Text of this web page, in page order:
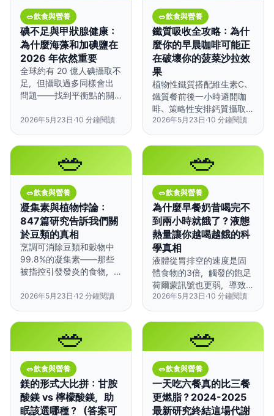
🥗飲食與營養
碘不足與甲狀腺健康：
為什麼海藻和加碘鹽在
2026 年依然重要
全球約有 20 億人碘攝取不
足，但攝取過多同樣會出
問題——找到平衡點的關
2026年5月23日 ·10 分鐘閱讀
🥗飲食與營養
鐵質吸收全攻略：為什
麼你的早晨咖啡可能正
在破壞你的菠菜沙拉效
果
植物性鐵質搭配維生素C、
鐵質餐前後一小時避開咖
啡、策略性安排鈣質攝取
時間，就能讓鐵質吸收率
提升高達6倍。
2026年5月23日 ·10 分鐘閱讀
🥗
🥗飲食與營養
凝集素與植物悖論：
847篇研究告訴我們關
於豆類的真相
烹調可消除豆類和穀物中
99.8%的凝集素——那些
被指控引發發炎的食物，
能降低疾病風險。
2026年5月23日 ·12 分鐘閱讀
🥗
🥗飲食與營養
為什麼早餐奶昔喝完不
到兩小時就餓了？液態
熱量讓你越喝越餓的科
學真相
液體從胃排空的速度是固
體食物的3倍，觸發的飽足
荷爾蒙訊號也更弱，導致
你整天攝取更多熱量卻不
自覺。
2026年5月23日 ·10 分鐘閱讀
🥗
🥗飲食與營養
鎂的形式大比拼：甘胺
酸鎂 vs 檸檬酸鎂，助
眠該選哪種？（答案可
🥗
🥗飲食與營養
一天吃六餐真的比三餐
更燃脂？2024-2025
最新研究終結這場代謝